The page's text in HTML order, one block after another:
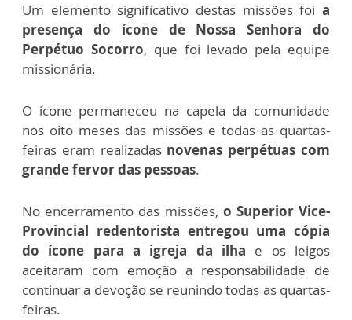
Um elemento significativo destas missões foi a
presença do ícone de Nossa Senhora do
Perpétuo Socorro, que foi levado pela equipe
missionária.
O ícone permaneceu na capela da comunidade
nos oito meses das missões e todas as quartas-
feiras eram realizadasnovenas perpétuas com
grande fervor das pessoas.
No encerramento das missões, o Superior Vice-
Provincial redentorista entregou uma cópia
do ícone para a igreja da ilha e os leigos
aceitaram com emoção a responsabilidade de
continuar a devoção se reunindo todas as quartas-
feiras.